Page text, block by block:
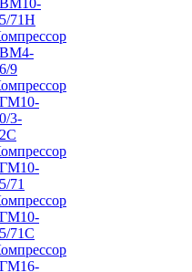
71Н
9
3-
71
71С